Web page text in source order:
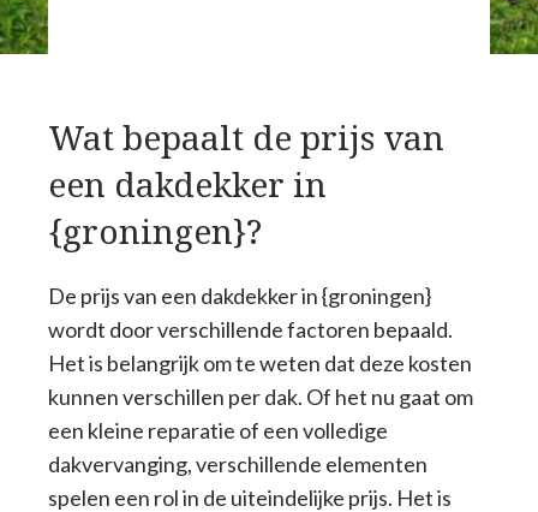
Wat bepaalt de prijs van
een dakdekker in
{groningen}?
De prijs van een dakdekker in {groningen}
wordt door verschillende factoren bepaald.
Het is belangrijk om te weten dat deze kosten
kunnen verschillen per dak. Of het nu gaat om
een kleine reparatie of een volledige
dakvervanging, verschillende elementen
spelen een rol in de uiteindelijke prijs. Het is